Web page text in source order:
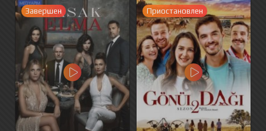
Завершен Приостановлен